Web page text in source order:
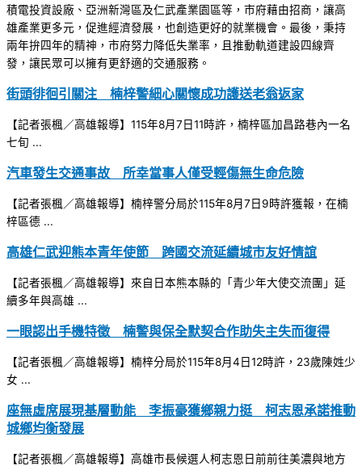
積電投資設廠、亞洲新灣區及仁武產業園區等，市府藉由招商，讓高
雄產業更多元，促進經濟發展，也創造更好的就業機會。最後，秉持
兩年拚四年的精神，市府努力降低失業率，且推動軌道建設四線齊
發，讓民眾可以擁有更舒適的交通服務。
街頭徘徊引關注 楠梓警細心關懷成功護送老翁返家
【記者張楓／高雄報導】115年8月7日11時許，楠梓區加昌路巷內一名
七旬 ...
汽車發生交通事故 所幸當事人僅受輕傷無生命危險
【記者張楓／高雄報導】楠梓警分局於115年8月7日9時許獲報，在楠
梓區德 ...
高雄仁武迎熊本青年使節 跨國交流延續城市友好情誼
【記者張楓／高雄報導】來自日本熊本縣的「青少年大使交流團」延
續多年與高雄 ...
一眼認出手機特徵 楠警與保全默契合作助失主失而復得
【記者張楓／高雄報導】楠梓分局於115年8月4日12時許，23歲陳姓少
女 ...
座無虛席展現基層動能 李振豪獲鄉親力挺 柯志恩承諾推動
城鄉均衡發展
【記者張楓／高雄報導】高雄市長候選人柯志恩日前前往美濃與地方